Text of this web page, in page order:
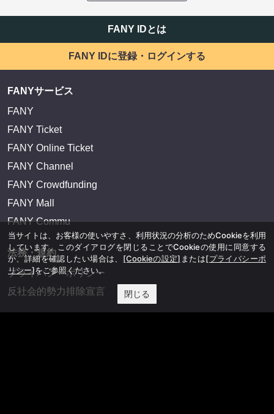
FANY IDとは
FANY IDに登録・ログインする
FANYサービス
FANY
FANY Ticket
FANY Online Ticket
FANY Channel
FANY Crowdfunding
FANY Mall
FANY Commu
法務・規約
プライバシーポリシー
反社会的勢力排除宣言
当サイトは、お客様の使いやすさ、利用状況の分析のためCookieを利用
しています。このダイアログを閉じることでCookieの使用に同意する
か、詳細を確認したい場合は、 [Cookieの設定] または[プライバシーポ
リシー]をご参照ください。
閉じる